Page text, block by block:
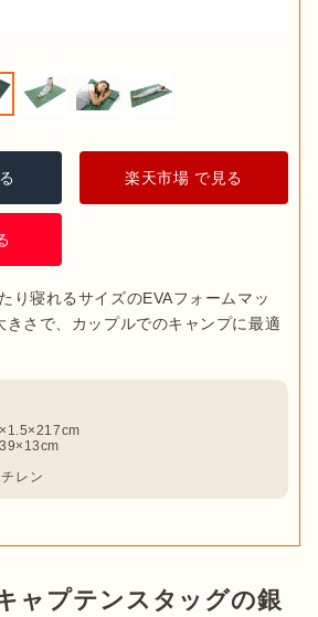
楽天市場 で見る
り寝れるサイズのEVAフォームマッ
きさで、カップルでのキャンプに最適
レン
ャプテンスタッグの銀